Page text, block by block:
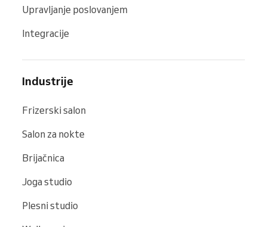
Upravljanje poslovanjem
Integracije
Industrije
Frizerski salon
Salon za nokte
Brijačnica
Joga studio
Plesni studio